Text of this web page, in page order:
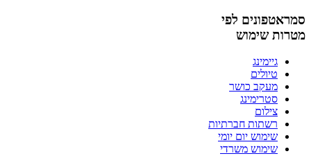
סמראטפונים לפי
מטרות שימוש
גיימינג
טיולים
מעקב כושר
סטרימינג
צילום
רשתות חברתיות
שימוש יום יומי
שימוש משרדי